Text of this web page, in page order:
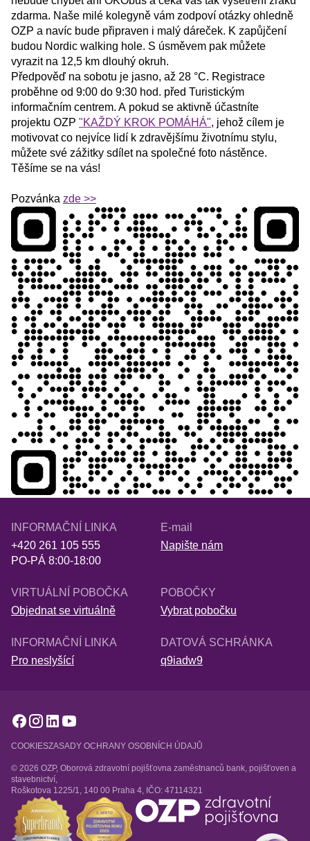
zdarma. Naše milé kolegyně vám zodpoví otázky ohledně
OZP a navíc bude připraven i malý dáreček. K zapůjčení
budou Nordic walking hole. S úsměvem pak můžete
vyrazit na 12,5 km dlouhý okruh.
Předpověď na sobotu je jasno, až 28 °C. Registrace
proběhne od 9:00 do 9:30 hod. před Turistickým
informačním centrem. A pokud se aktivně účastníte
projektu OZP "KAŽDÝ KROK POMÁHÁ", jehož cílem je
motivovat co nejvíce lidí k zdravějšímu životnímu stylu,
můžete své zážitky sdílet na společné foto nástěnce.
Těšíme se na vás!
Pozvánka zde >>
INFORMAČNÍ LINKA
+420 261 105 555
PO-PÁ 8:00-18:00
E-mail
Napište nám
VIRTUÁLNÍ POBOČKA
Objednat se virtuálně
POBOČKY
Vybrat pobočku
INFORMAČNÍ LINKA
Pro neslyšící
DATOVÁ SCHRÁNKA
q9iadw9
COOKIESZASADY OCHRANY OSOBNÍCH ÚDAJŮ
© 2026 OZP, Oborová zdravotní pojišťovna zaměstnanců bank, pojišťoven a
stavebnictví,
Roškotova 1225/1, 140 00 Praha 4, IČO: 47114321